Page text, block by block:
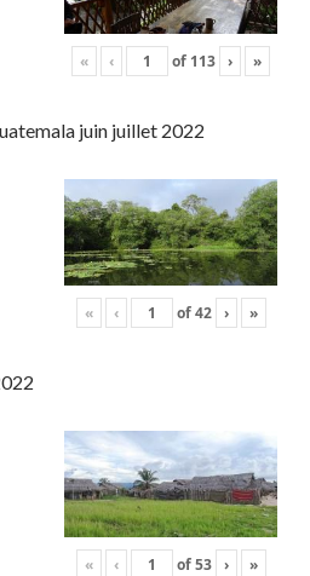
« ‹ of 113 › »
juin juillet 2022
« ‹ of42 › »
« ‹ of53 › »